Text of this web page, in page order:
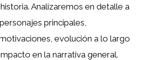
Analizaremos en detalle a
principales,
evolución a lo largo
en la narrativa general.